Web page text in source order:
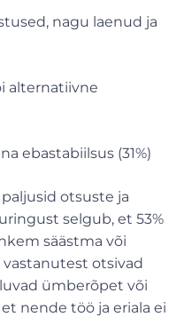
nagu laenud ja
alternatiivne
ebastabiilsus (31%)
otsuste ja
selgub, et 53%
säästma või
vastanutest otsivad
ümberõpet või
nende töö ja eriala ei